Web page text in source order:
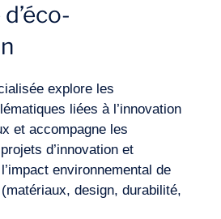
explore les
liées à l’innovation
et accompagne les
d’innovation et
environnemental de
design, durabilité,